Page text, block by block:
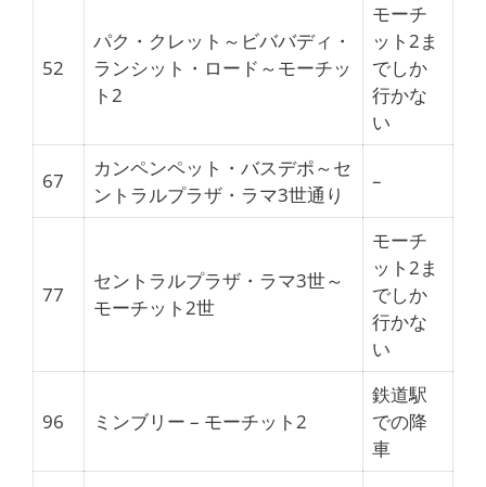
52
パク・クレット～ビババディ・
ランシット・ロード～モーチッ
ト2
モーチ
ット2ま
でしか
行かな
い
67
カンペンペット・バスデポ～セ
ントラルプラザ・ラマ3世通り
–
77
セントラルプラザ・ラマ3世～
モーチット2世
モーチ
ット2ま
でしか
行かな
い
96 ミンブリー – モーチット2
鉄道駅
での降
車